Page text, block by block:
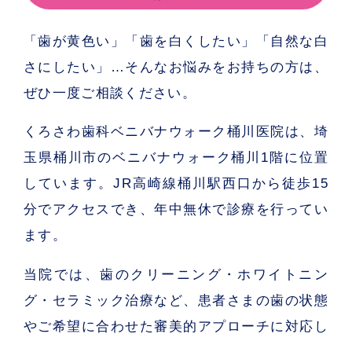
「歯が黄色い」「歯を白くしたい」「自然な白
さにしたい」…そんなお悩みをお持ちの方は、
ぜひ一度ご相談ください。
くろさわ歯科ベニバナウォーク桶川医院は、埼
玉県桶川市のベニバナウォーク桶川1階に位置
しています。JR高崎線桶川駅西口から徒歩15
分でアクセスでき、年中無休で診療を行ってい
ます。
当院では、歯のクリーニング・ホワイトニン
グ・セラミック治療など、患者さまの歯の状態
やご希望に合わせた審美的アプローチに対応し